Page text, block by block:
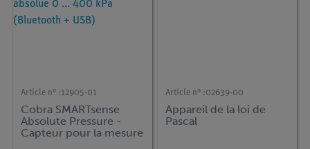
Article n° :12905-01
Cobra SMARTsense
Absolute Pressure -
Capteur pour la mesure
Article n° :02639-00
Appareil de la loi de
Pascal